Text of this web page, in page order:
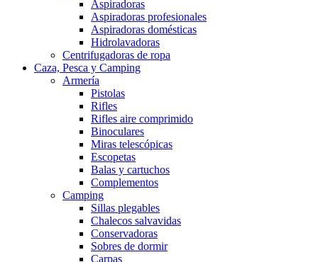
Aspiradoras
Aspiradoras profesionales
Aspiradoras domésticas
Hidrolavadoras
Centrifugadoras de ropa
Caza, Pesca y Camping
Armería
Pistolas
Rifles
Rifles aire comprimido
Binoculares
Miras telescópicas
Escopetas
Balas y cartuchos
Complementos
Camping
Sillas plegables
Chalecos salvavidas
Conservadoras
Sobres de dormir
Carpas